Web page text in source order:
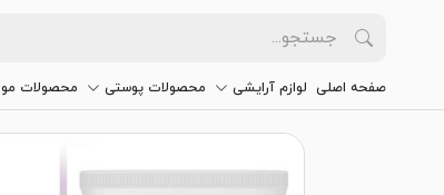
صفحه اصلی لوازم آرایشی محصولات پوستی محصولات مو